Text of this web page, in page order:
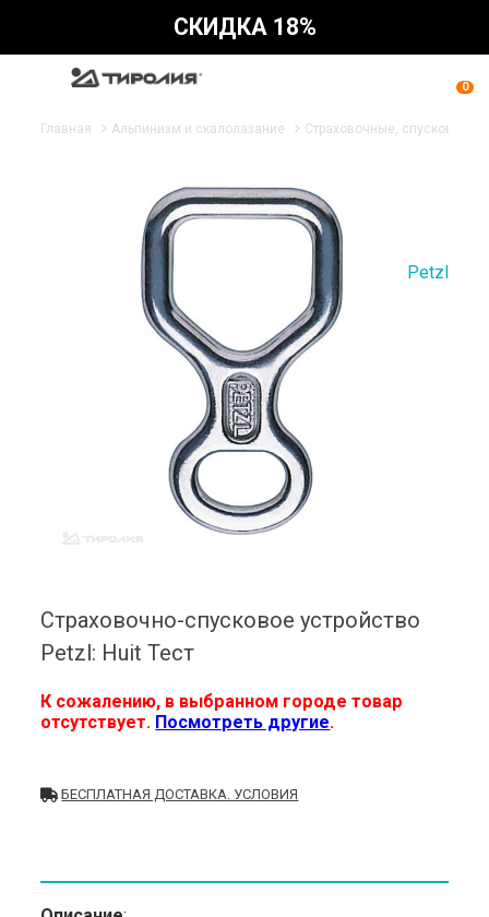
СКИДКА 18%
0
Главная Альпинизм и скалолазание Страховочные, спусковые
Petzl
Страховочно-спусковое устройство
Petzl: Huit Тест
К сожалению, в выбранном городе товар
отсутствует. Посмотреть другие.
БЕСПЛАТНАЯ ДОСТАВКА. УСЛОВИЯ